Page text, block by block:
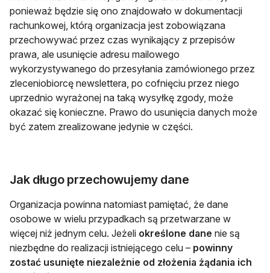
ponieważ będzie się ono znajdowało w dokumentacji
rachunkowej, którą organizacja jest zobowiązana
przechowywać przez czas wynikający z przepisów
prawa, ale usunięcie adresu mailowego
wykorzystywanego do przesyłania zamówionego przez
zleceniobiorcę newslettera, po cofnięciu przez niego
uprzednio wyrażonej na taką wysyłkę zgody, może
okazać się konieczne. Prawo do usunięcia danych może
być zatem zrealizowane jedynie w części.
Jak długo przechowujemy dane
Organizacja powinna natomiast pamiętać, że dane
osobowe w wielu przypadkach są przetwarzane w
więcej niż jednym celu. Jeżeli określone dane nie są
niezbędne do realizacji istniejącego celu – powinny
zostać usunięte niezależnie od złożenia żądania ich